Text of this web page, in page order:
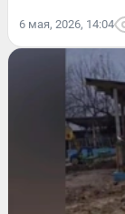
6 мая, 2026, 14:04